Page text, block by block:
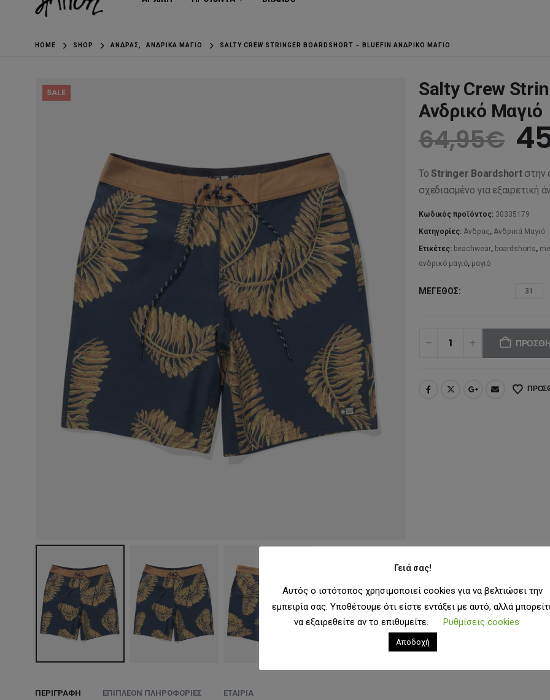
HOME SHOP ΆΝΔΡΑΣ ΑΝΔΡΙΚΆ ΜΑΓΙΌ SALTY CREW STRINGER BOARDSHORT – BLUEFIN ΑΝΔΡΙΚΌ ΜΑΓΙΌ
SALE
Salty Crew
Ανδρικό Μαγιό
64,95€
ΤοStringer Boardshortστην
σχεδιασμένο για εξαιρετική
Κωδικός προϊόντος: 30335179
Κατηγορίες: Άνδρας, Ανδρικά Μαγιό
Ετικέτες: beachwear, boardshorts,
ανδρικό μαγιό, μαγιό
ΜΈΓΕΘΟΣ 31
ΠΕΡΙΓΡΑΦΉ ΕΠΙΠΛΈΟΝ ΠΛΗΡΟΦΟΡΊΕΣ ΕΤΑΙΡΊΑ
Γειά σας!
Αυτός ο ιστότοπος χρησιμοποιεί cookies για να βελτιώσει την
εμπειρία σας. Υποθέτουμε ότι είστε εντάξει με αυτό, αλλά
να εξαιρεθείτε αν το επιθυμείτε.
Ρυθμίσεις cookies
Αποδοχή